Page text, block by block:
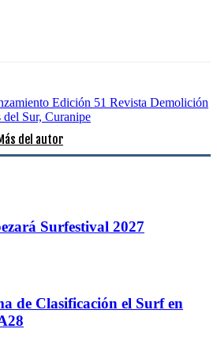
Edición 51 Revista Demolición
del Sur, Curanipe
del autor
Surfestival 2027
de Clasificación el Surf en